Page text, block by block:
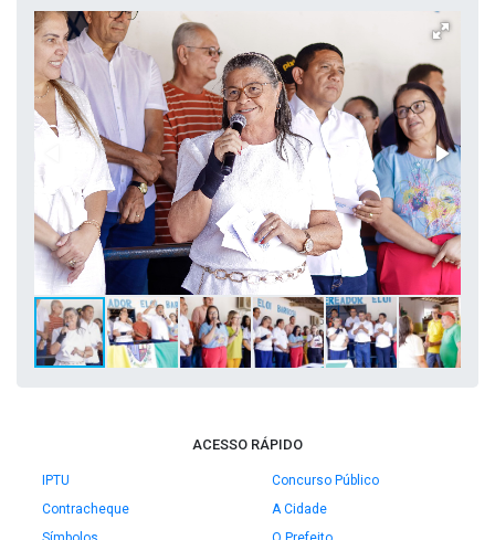
ACESSO RÁPIDO
IPTU
Concurso Público
Contracheque
A Cidade